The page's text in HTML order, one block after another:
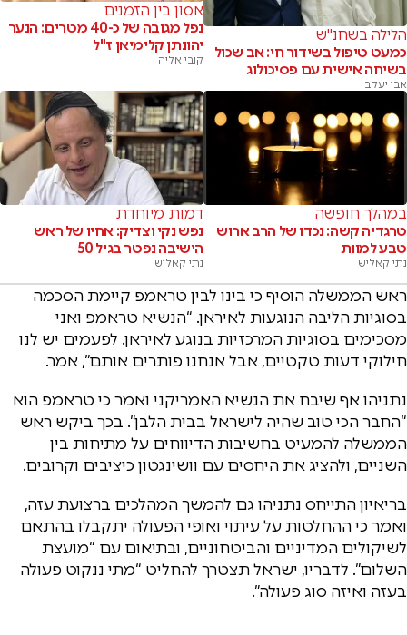
הלילה בשחנ"ש
כמעט טיפול בשידור חי: אב שכול
בשיחה אישית עם פסיכולוג
אבי יעקב
אסון בין הזמנים
נפל מגובה של כ-40 מטרים: הנער
יהונתן קלימיאן ז"ל
קובי אליה
במהלך חופשה
טרגדיה קשה: נכדו של הרב ארוש
טבע למוות
נתי קאליש
דמות מיוחדת
נפש נקי וצדיק: אחיו של ראש
הישיבה נפטר בגיל 50
נתי קאליש
ראש הממשלה הוסיף כי בינו לבין טראמפ קיימת הסכמה
בסוגיות הליבה הנוגעות לאיראן. “הנשיא טראמפ ואני
מסכימים בסוגיות המרכזיות בנוגע לאיראן. לפעמים יש לנו
חילוקי דעות טקטיים, אבל אנחנו פותרים אותם”, אמר.
נתניהו אף שיבח את הנשיא האמריקני ואמר כי טראמפ הוא
“החבר הכי טוב שהיה לישראל בבית הלבן”. בכך ביקש ראש
הממשלה להמעיט בחשיבות הדיווחים על מתיחות בין
השניים, ולהציג את היחסים עם וושינגטון כיציבים וקרובים.
בריאיון התייחס נתניהו גם להמשך המהלכים ברצועת עזה,
ואמר כי ההחלטות על עיתוי ואופי הפעולה יתקבלו בהתאם
לשיקולים המדיניים והביטחוניים, ובתיאום עם “מועצת
השלום”. לדבריו, ישראל תצטרך להחליט “מתי ננקוט פעולה
בעזה ואיזה סוג פעולה”.